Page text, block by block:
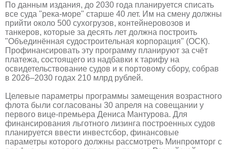
По данным издания, до 2030 года планируется списать
все суда "река-море" старше 40 лет. Им на смену должны
прийти около 500 сухогрузов, контейнеровозов и
танкеров, которые за десять лет должна построить
"Объединённая судостроительная корпорация" (ОСК).
Профинансировать эту программу планируют за счёт
платежа, состоящего из надбавки к тарифу на
освидетельствование судов и к портовому сбору, собрав
в 2026–2030 годах 210 млрд рублей.
Целевые параметры программы замещения возрастного
флота были согласованы 30 апреля на совещании у
первого вице-премьера Дениса Мантурова. Для
финансирования льготного лизинга построенных судов
планируется ввести инвестсбор, финансовые
параметры которого должны рассмотреть Минпромторг с